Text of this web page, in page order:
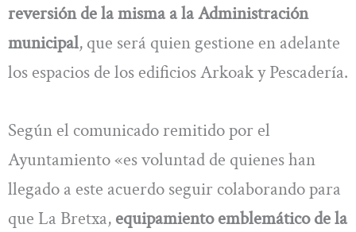
reversión de la misma a la Administración
municipal, que será quien gestione en adelante
los espacios de los edificios Arkoak y Pescadería.
Según el comunicado remitido por el
Ayuntamiento «es voluntad de quienes han
llegado a este acuerdo seguir colaborando para
que La Bretxa, equipamiento emblemático de la